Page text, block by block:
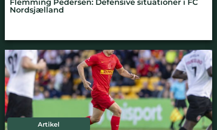
Flemming Pedersen: Defensive situationer i FC
Nordsjælland
Artikel